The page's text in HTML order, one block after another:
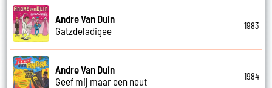
Andre Van Duin
Gatzdeladigee
1983
Andre Van Duin
Geef mij maar een neut
1984